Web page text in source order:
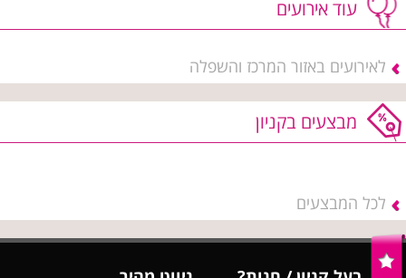
עוד אירועים
לאירועים באזור המרכז והשפלה
מבצעים בקניון
לכל המבצעים